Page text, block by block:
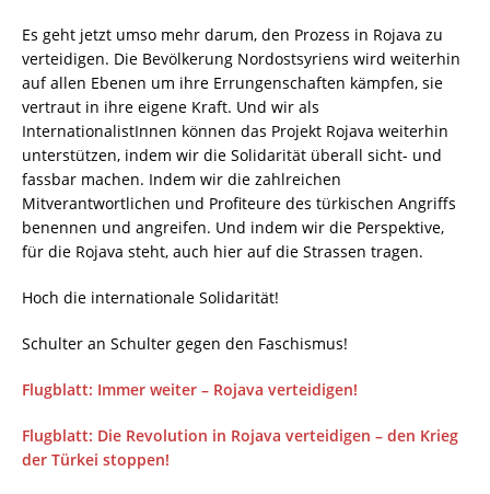
Es geht jetzt umso mehr darum, den Prozess in Rojava zu
verteidigen. Die Bevölkerung Nordostsyriens wird weiterhin
auf allen Ebenen um ihre Errungenschaften kämpfen, sie
vertraut in ihre eigene Kraft. Und wir als
InternationalistInnen können das Projekt Rojava weiterhin
unterstützen, indem wir die Solidarität überall sicht- und
fassbar machen. Indem wir die zahlreichen
Mitverantwortlichen und Profiteure des türkischen Angriffs
benennen und angreifen. Und indem wir die Perspektive,
für die Rojava steht, auch hier auf die Strassen tragen.
Hoch die internationale Solidarität!
Schulter an Schulter gegen den Faschismus!
Flugblatt: Immer weiter – Rojava verteidigen!
Flugblatt: Die Revolution in Rojava verteidigen – den Krieg
der Türkei stoppen!